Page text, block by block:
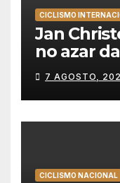
CICLISMO
Jan
no azar
Emirates
Polónia
7 AGOSTO,
CICLISMO NACIONAL